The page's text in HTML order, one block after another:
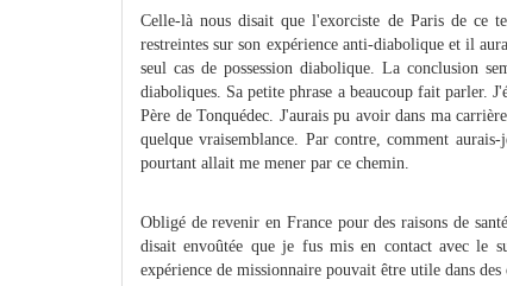
Celle-là nous disait que l'exorciste de Paris de ce
restreintes sur son expérience anti-diabolique et il
seul cas de possession diabolique. La conclusion
diaboliques. Sa petite phrase a beaucoup fait parler.
Père de Tonquédec. J'aurais pu avoir dans ma
quelque vraisemblance. Par contre, comment
pourtant allait me mener par ce chemin.
Obligé de revenir en France pour des raisons de
disait envoûtée que je fus mis en contact avec le
expérience de missionnaire pouvait être utile dans des